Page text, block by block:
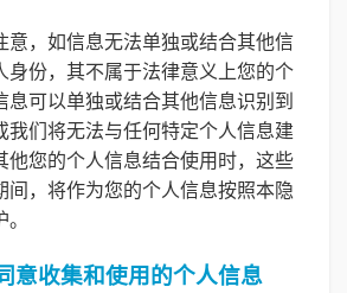
意，如信息无法单独或结合其他信
身份，其不属于法律意义上您的个
息可以单独或结合其他信息识别到
我们将无法与任何特定个人信息建
他您的个人信息结合使用时，这些
间，将作为您的个人信息按照本隐
意收集和使用的个人信息